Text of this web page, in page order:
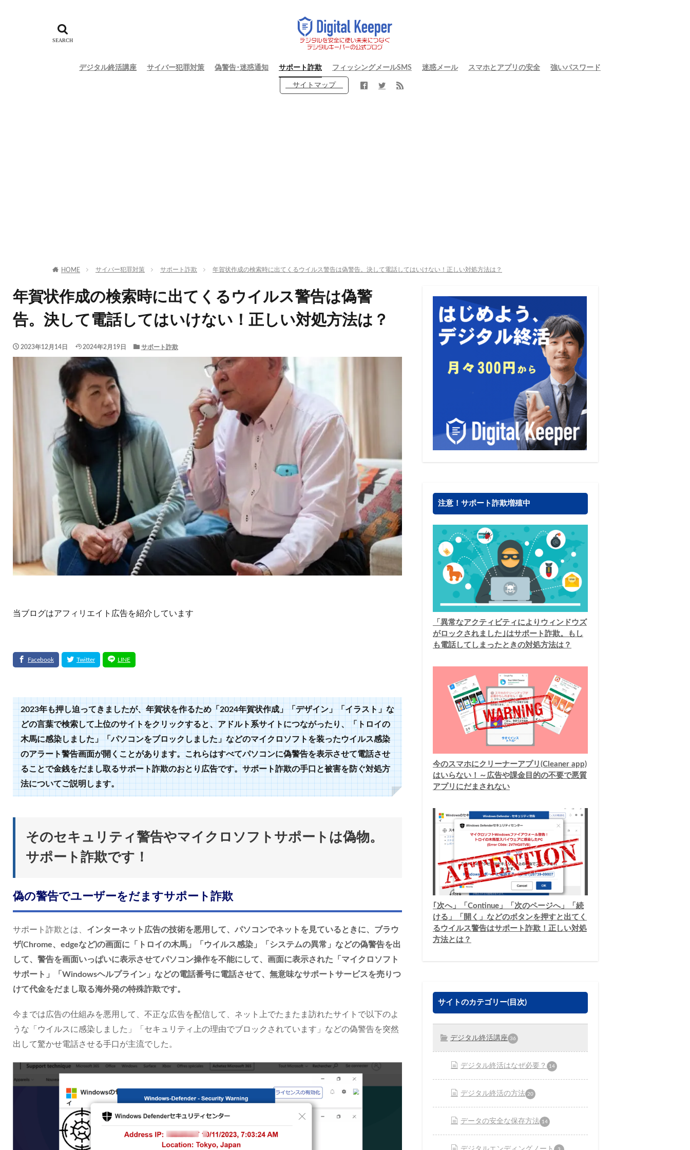
デジタル終活講座 サイバー犯罪対策 偽警告･迷惑通知 サポート詐欺 フィッシングメールSMS 迷惑メール スマホとアプリの安全 強いパスワード
サイトマップ
HOME サイバー犯罪対策 サポート詐欺 年賀状作成の検索時に出てくるウイルス警告は偽警告。決して電話してはいけない！正しい対処方法は？
年賀状作成の検索時に出てくるウイルス警告は偽警
告。決して電話してはいけない！正しい対処方法は？
2023年12月14日 2024年2月19日 サポート詐欺
当ブログはアフィリエイト広告を紹介しています
2023年も押し迫ってきましたが、年賀状を作るため「2024年賀状作成」「デザイン」「イラスト」な
どの言葉で検索して上位のサイトをクリックすると、アドルト系サイトにつながったり、「トロイの
木馬に感染しました」「パソコンをブロックしました」などのマイクロソフトを装ったウイルス感染
のアラート警告画面が開くことがあります。これらはすべてパソコンに偽警告を表示させて電話させ
ることで金銭をだまし取るサポート詐欺のおとり広告です。サポート詐欺の手口と被害を防ぐ対処方
法についてご説明します。
そのセキュリティ警告やマイクロソフトサポートは偽物。
サポート詐欺です！
偽の警告でユーザーをだますサポート詐欺
サポート詐欺とは、 インターネット広告の技術を悪用して、パソコンでネットを見ているときに、ブラウ
ザ(Chrome、edgeなど)の画面に「トロイの木馬」「ウイルス感染」「システムの異常」などの偽警告を出
して、警告を画面いっぱいに表示させてパソコン操作を不能にして、画面に表示された「マイクロソフト
サポート」「Windowsヘルプライン」などの電話番号に電話させて、無意味なサポートサービスを売りつ
けて代金をだまし取る海外発の特殊詐欺です。
今までは広告の仕組みを悪用して、不正な広告を配信して、ネット上でたまたま訪れたサイトで以下のよ
うな「ウイルスに感染しました」「セキュリティ上の理由でブロックされています」などの偽警告を突然
出して驚かせ電話させる手口が主流でした。
注意！サポート詐欺増殖中
「異常なアクティビティによりウィンドウズ
がロックされました｣はサポート詐欺。もし
も電話してしまったときの対処方法は？
今のスマホにクリーナーアプリ(Cleaner app)
はいらない！～広告や課金目的の不要で悪質
アプリにだまされない
｢次へ」「Continue」「次のページへ」「続
ける」「開く」などのボタンを押すと出てく
るウイルス警告はサポート詐欺！正しい対処
方法とは？
サイトのカテゴリー(目次)
デジタル終活講座 36
デジタル終活はなぜ必要？ 14
デジタル終活の方法 20
データの安全な保存方法 14